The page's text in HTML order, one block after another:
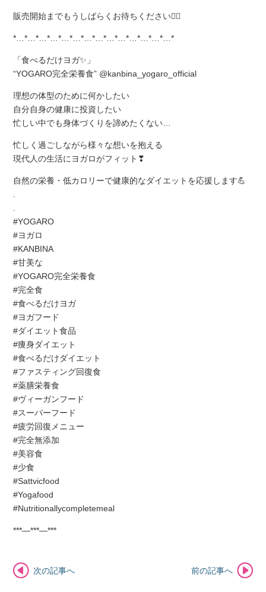
販売開始までもうしばらくお待ちください🙇‍♀
*…*…*…*…*…*…*…*…*…*…*…*…*…*…*
「食べるだけヨガ✨」
“YOGARO完全栄養食” @kanbina_yogaro_official
理想の体型のために何かしたい
自分自身の健康に投資したい
忙しい中でも身体づくりを諦めたくない…
忙しく過ごしながら様々な想いを抱える
現代人の生活にヨガロがフィット❣
自然の栄養・低カロリーで健康的なダイエットを応援します💪
.
.
#YOGARO
#ヨガロ
#KANBINA
#甘美な
#YOGARO完全栄養食
#完全食
#食べるだけヨガ
#ヨガフード
#ダイエット食品
#痩身ダイエット
#食べるだけダイエット
#ファスティング回復食
#薬膳栄養食
#ヴィーガンフード
#スーパーフード
#疲労回復メニュー
#完全無添加
#美容食
#少食
#Sattvicfood
#Yogafood
#Nutritionallycompletemeal
***—***—***
次の記事へ 前の記事へ